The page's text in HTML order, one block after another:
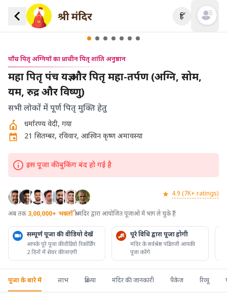
हिं Open
पाँच पितृ अग्नियों का प्राचीन पितृ शांति अनुष्ठान
महा पितृ पंच यज्ञ और पितृ महा-तर्पण (अग्नि, सोम,
यम, रुद्र और विष्णु)
सभी लोकों में पूर्ण पितृ मुक्ति हेतु
धर्मारण्य वेदी, गया
21 सितम्बर, रविवार, आश्विन कृष्ण अमावस्या
इस पूजा की बुकिंग बंद हो गई है
4.9 (7K+ ratings)
अब तक 3,00,000+ भक्तों श्री मंदिर द्वारा आयोजित पूजाओ में भाग ले चुके हैं
सम्पूर्ण पूजा की वीडियो देखें
आपके पूरे पूजा की वीडियो रिकॉर्डिंग
2 दिनों में शेयर की जाएगी
पूरे विधि द्वारा पूजा होगी
मंदिर के सर्वश्रेष्ठ पंडितजी आपकी
पूजा करेंगे
पूजा के बारे में लाभ प्रक्रिया मंदिर की जानकारी पैकेज रिव्यू